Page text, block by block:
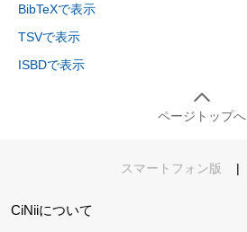
BibTeXで表示
TSVで表示
ISBDで表示
ページトップへ
スマートフォン版 |
CiNiiについて